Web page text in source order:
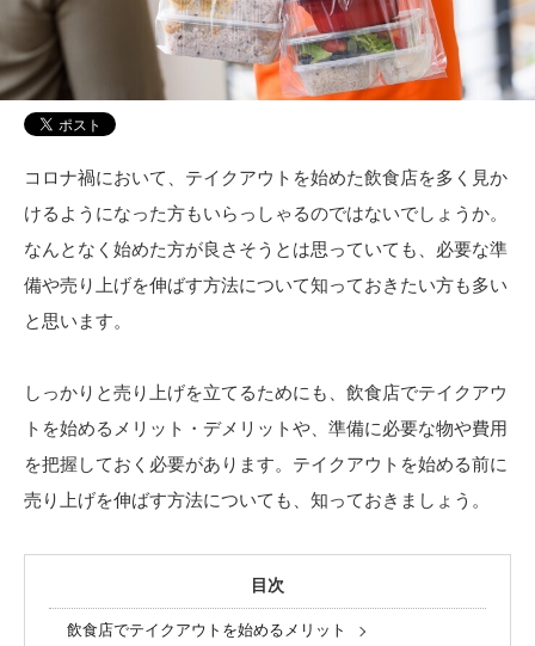
コロナ禍において、テイクアウトを始めた飲食店を多く見か
けるようになった方もいらっしゃるのではないでしょうか。
なんとなく始めた方が良さそうとは思っていても、必要な準
備や売り上げを伸ばす方法について知っておきたい方も多い
と思います。
しっかりと売り上げを立てるためにも、飲食店でテイクアウ
トを始めるメリット・デメリットや、準備に必要な物や費用
を把握しておく必要があります。テイクアウトを始める前に
売り上げを伸ばす方法についても、知っておきましょう。
目次
飲食店でテイクアウトを始めるメリット